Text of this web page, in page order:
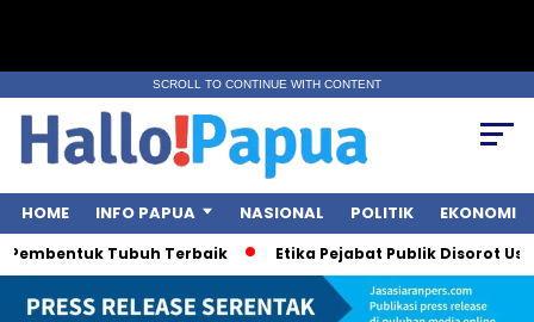
SCROLL TO CONTINUE WITH CONTENT
HOME INFO PAPUA NASIONAL POLITIK EKONOMI
Tubuh Terbaik Etika Pejabat Publik Disorot Usai